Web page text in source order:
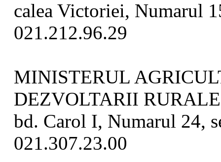
calea Victoriei, Numarul
021.212.96.29
MINISTERUL
DEZVOLTARII RURALE
bd. Carol I, Numarul 24,
021.307.23.00